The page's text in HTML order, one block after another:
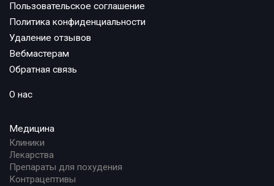
Пользовательское соглашение
Политика конфиденциальности
Удаление отзывов
Вебмастерам
Обратная связь
О нас
Медицина
Клиники
Лекарства
Препараты для похудения
Контрацептивы